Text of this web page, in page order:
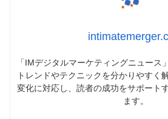
「IMデジタルマーケティングニュース
トレンドやテクニックを分かりやすく
変化に対応し、読者の成功をサポート
ます。